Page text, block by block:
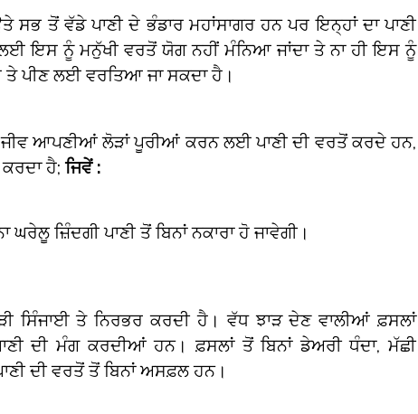
ਸਭ ਤੋਂ ਵੱਡੇ ਪਾਣੀ ਦੇ ਭੰਡਾਰ ਮਹਾਂਸਾਗਰ ਹਨ ਪਰ ਇਨ੍ਹਾਂ ਦਾ ਪਾਣੀ
ਇਸ ਨੂੰ ਮਨੁੱਖੀ ਵਰਤੋਂ ਯੋਗ ਨਹੀਂ ਮੰਨਿਆ ਜਾਂਦਾ ਤੇ ਨਾ ਹੀ ਇਸ ਨੂੰ
ਤੇ ਪੀਣ ਲਈ ਵਰਤਿਆ ਜਾ ਸਕਦਾ ਹੈ।
ਆਪਣੀਆਂ ਲੋੜਾਂ ਪੂਰੀਆਂ ਕਰਨ ਲਈ ਪਾਣੀ ਦੀ ਵਰਤੋਂ ਕਰਦੇ ਹਨ,
ਹੈ;ਜਿਵੇਂ :
ਘਰੇਲੂ ਜ਼ਿੰਦਗੀ ਪਾਣੀ ਤੋਂ ਬਿਨਾਂ ਨਕਾਰਾ ਹੋ ਜਾਵੇਗੀ।
ਸਿੰਜਾਈ ਤੇ ਨਿਰਭਰ ਕਰਦੀ ਹੈ। ਵੱਧ ਝਾੜ ਦੇਣ ਵਾਲੀਆਂ ਫ਼ਸਲਾਂ
ਦੀ ਮੰਗ ਕਰਦੀਆਂ ਹਨ। ਫ਼ਸਲਾਂ ਤੋਂ ਬਿਨਾਂ ਡੇਅਰੀ ਧੰਦਾ, ਮੱਛੀ
ਦੀ ਵਰਤੋਂ ਤੋਂ ਬਿਨਾਂ ਅਸਫ਼ਲ ਹਨ।